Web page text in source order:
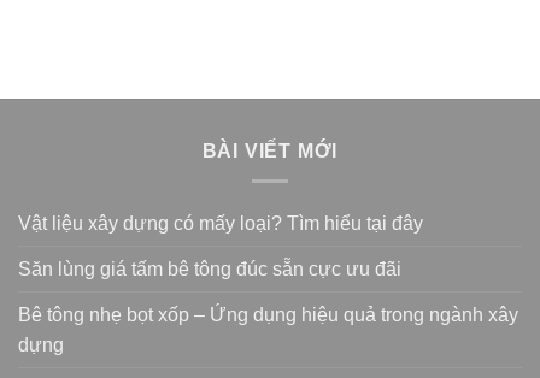
BÀI VIẾT MỚI
Vật liệu xây dựng có mấy loại? Tìm hiểu tại đây
Săn lùng giá tấm bê tông đúc sẵn cực ưu đãi
Bê tông nhẹ bọt xốp – Ứng dụng hiệu quả trong ngành xây
dựng